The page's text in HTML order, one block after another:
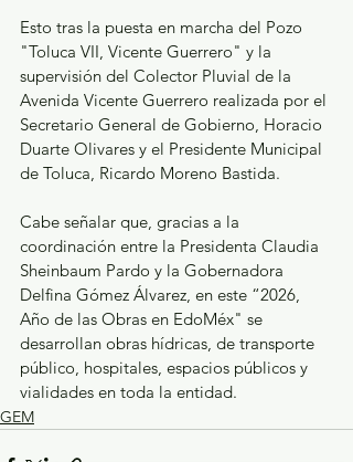
Esto tras la puesta en marcha del Pozo
"Toluca VII, Vicente Guerrero" y la
supervisión del Colector Pluvial de la
Avenida Vicente Guerrero realizada por el
Secretario General de Gobierno, Horacio
Duarte Olivares y el Presidente Municipal
de Toluca, Ricardo Moreno Bastida.
Cabe señalar que, gracias a la
coordinación entre la Presidenta Claudia
Sheinbaum Pardo y la Gobernadora
Delfina Gómez Álvarez, en este “2026,
Año de las Obras en EdoMéx" se
desarrollan obras hídricas, de transporte
público, hospitales, espacios públicos y
vialidades en toda la entidad.
GEM